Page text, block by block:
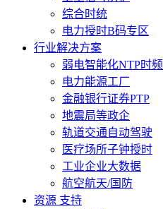
综合时统
电力授时B码专区
行业解决方案
弱电智能化NTP时频
电力能源工厂
金融银行证券PTP
地震局等政企
轨道交通自动驾驶
医疗场所子钟授时
工业企业大数据
航空航天/国防
资源 支持